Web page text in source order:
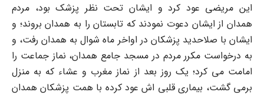
این مریضی عود کرد و ایشان تحت نظر پزشک بود، مردم
همدان از ایشان دعوت نمودند که تابستان را به همدان بروند؛ و
ایشان با صلاحدید پزشکان در اواخر ماه شوال به همدان رفت، و
به درخواست مکرر مردم در مسجد جامع همدان، نماز جماعت را
امامت می کرد؛ یک روز بعد از نماز مغرب و عشاء که به منزل
برمی گشت، بیماری قلبی اش عود کرده با همت پزشکان همدان